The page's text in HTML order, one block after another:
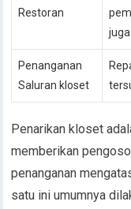
Restoran
Penanganan
Saluran kloset
Penarikan kloset
memberikan
penanganan
satu ini umumnya